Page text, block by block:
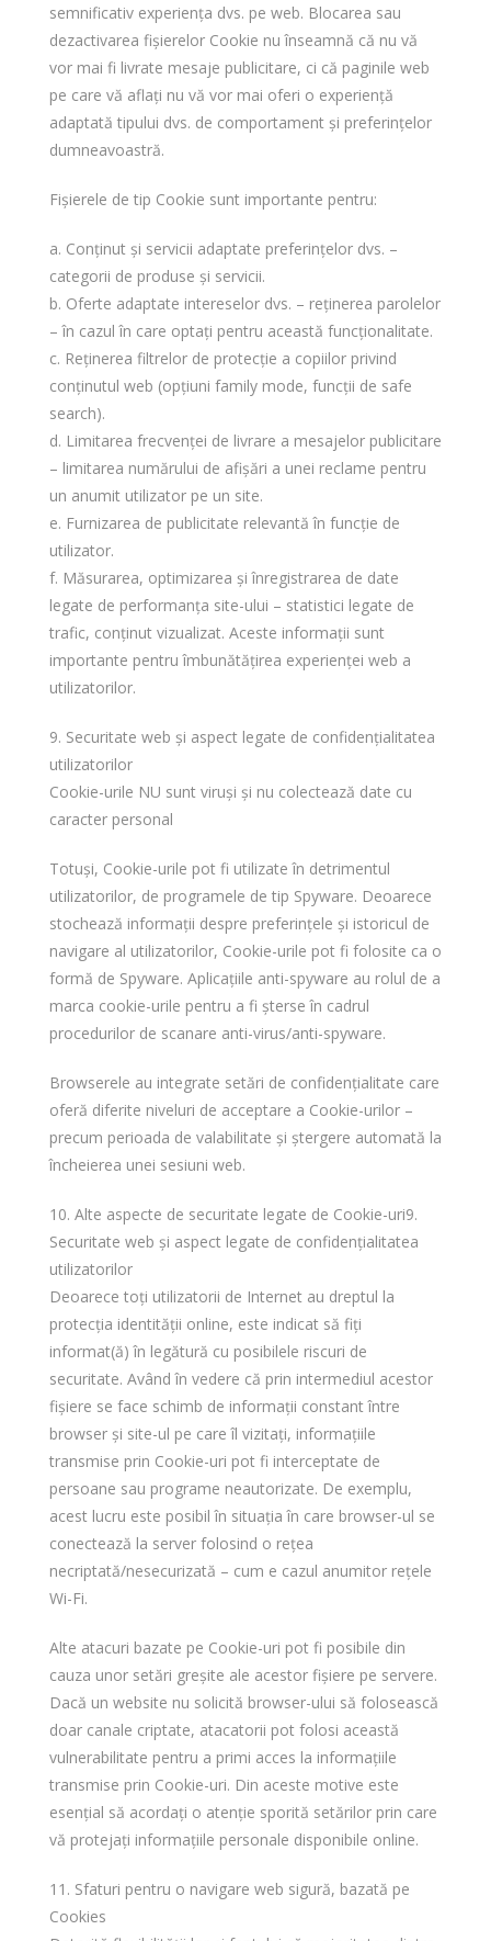
semnificativ experiența dvs. pe web. Blocarea sau
dezactivarea fișierelor Cookie nu înseamnă că nu vă
vor mai fi livrate mesaje publicitare, ci că paginile web
pe care vă aflați nu vă vor mai oferi o experiență
adaptată tipului dvs. de comportament și preferințelor
dumneavoastră.
Fișierele de tip Cookie sunt importante pentru:
a. Conținut și servicii adaptate preferințelor dvs. –
categorii de produse și servicii.
b. Oferte adaptate intereselor dvs. – reținerea parolelor
– în cazul în care optați pentru această funcționalitate.
c. Reținerea filtrelor de protecție a copiilor privind
conținutul web (opțiuni family mode, funcții de safe
search).
d. Limitarea frecvenței de livrare a mesajelor publicitare
– limitarea numărului de afișări a unei reclame pentru
un anumit utilizator pe un site.
e. Furnizarea de publicitate relevantă în funcție de
utilizator.
f. Măsurarea, optimizarea și înregistrarea de date
legate de performanța site-ului – statistici legate de
trafic, conținut vizualizat. Aceste informații sunt
importante pentru îmbunătățirea experienței web a
utilizatorilor.
9. Securitate web și aspect legate de confidențialitatea
utilizatorilor
Cookie-urile NU sunt viruși și nu colectează date cu
caracter personal
Totuși, Cookie-urile pot fi utilizate în detrimentul
utilizatorilor, de programele de tip Spyware. Deoarece
stochează informații despre preferințele și istoricul de
navigare al utilizatorilor, Cookie-urile pot fi folosite ca o
formă de Spyware. Aplicațiile anti-spyware au rolul de a
marca cookie-urile pentru a fi șterse în cadrul
procedurilor de scanare anti-virus/anti-spyware.
Browserele au integrate setări de confidențialitate care
oferă diferite niveluri de acceptare a Cookie-urilor –
precum perioada de valabilitate și ștergere automată la
încheierea unei sesiuni web.
10. Alte aspecte de securitate legate de Cookie-uri9.
Securitate web și aspect legate de confidențialitatea
utilizatorilor
Deoarece toți utilizatorii de Internet au dreptul la
protecția identității online, este indicat să fiți
informat(ă) în legătură cu posibilele riscuri de
securitate. Având în vedere că prin intermediul acestor
fișiere se face schimb de informații constant între
browser și site-ul pe care îl vizitați, informațiile
transmise prin Cookie-uri pot fi interceptate de
persoane sau programe neautorizate. De exemplu,
acest lucru este posibil în situația în care browser-ul se
conectează la server folosind o rețea
necriptată/nesecurizată – cum e cazul anumitor rețele
Wi-Fi.
Alte atacuri bazate pe Cookie-uri pot fi posibile din
cauza unor setări greșite ale acestor fișiere pe servere.
Dacă un website nu solicită browser-ului să folosească
doar canale criptate, atacatorii pot folosi această
vulnerabilitate pentru a primi acces la informațiile
transmise prin Cookie-uri. Din aceste motive este
esențial să acordați o atenție sporită setărilor prin care
vă protejați informațiile personale disponibile online.
11. Sfaturi pentru o navigare web sigură, bazată pe
Cookies